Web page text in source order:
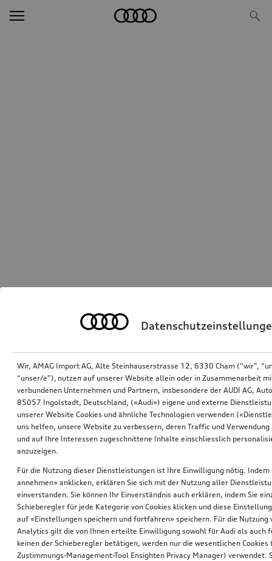
Wir, AMAG Import AG, Alte Steinhauserstrasse 12, 6330 Cham (“wir”,
“unser/e”), nutzen auf unserer Website allein oder in Zusammenarbeit
verbundenen Unternehmen und Partnern, insbesondere der AUDI AG,
85057 Ingolstadt, Deutschland, («Audi») eigene und externe
unserer Website Cookies und ähnliche Technologien verwenden
uns helfen, unsere Website zu verbessern, deren Traffic und Verwendung
und auf Ihre Interessen zugeschnittene Inhalte einschliesslich
anzuzeigen.
Für die Nutzung dieser Dienstleistungen ist Ihre Einwilligung nötig. Indem
annehmen» anklicken, erklären Sie sich mit der Nutzung aller
einverstanden. Sie können Ihr Einverständnis auch erklären, indem Sie
Schieberegler für jede Kategorie von Cookies klicken und diese
auf «Einstellungen speichern und fortfahren» speichern. Für die Nutzung
Analytics gilt die von Ihnen erteilte Einwilligung sowohl für Audi als auch
keinen der Schieberegler betätigen, werden nur die wesentlichen Cookies
Zustimmungs-Management-Tool Ensighten Privacy Manager) verwendet.